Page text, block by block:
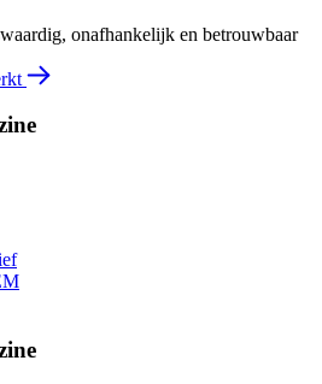
onafhankelijk en betrouwbaar